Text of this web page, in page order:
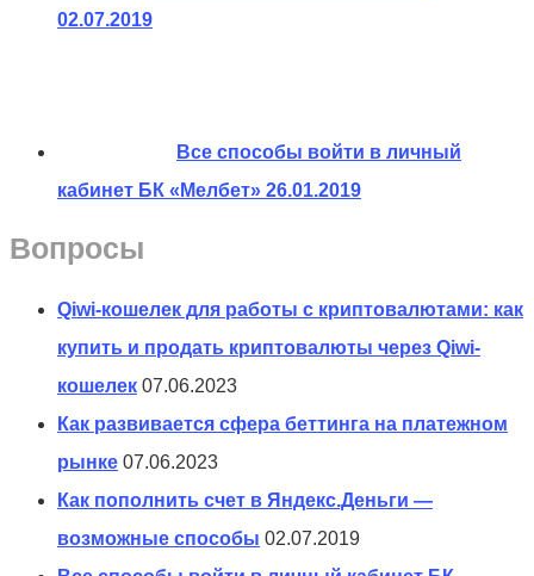
02.07.2019
Все способы войти в личный
кабинет БК «Мелбет» 26.01.2019
Вопросы
Qiwi-кошелек для работы с криптовалютами: как
купить и продать криптовалюты через Qiwi-
кошелек 07.06.2023
Как развивается сфера беттинга на платежном
рынке 07.06.2023
Как пополнить счет в Яндекс.Деньги —
возможные способы 02.07.2019